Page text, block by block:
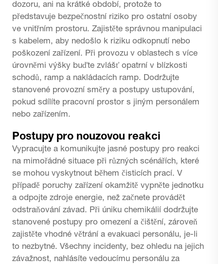
dozoru, ani na krátké období, protože to
představuje bezpečnostní riziko pro ostatní osoby
ve vnitřním prostoru. Zajistěte správnou manipulaci
s kabelem, aby nedošlo k riziku odkopnutí nebo
poškození zařízení. Při provozu v oblastech s více
úrovněmi výšky buďte zvlášť opatrní v blízkosti
schodů, ramp a nakládacích ramp. Dodržujte
stanovené provozní směry a postupy ustupování,
pokud sdílíte pracovní prostor s jiným personálem
nebo zařízením.
Postupy pro nouzovou reakci
Vypracujte a komunikujte jasné postupy pro reakci
na mimořádné situace při různých scénářích, které
se mohou vyskytnout během čisticích prací. V
případě poruchy zařízení okamžitě vypněte jednotku
a odpojte zdroje energie, než začnete provádět
odstraňování závad. Při úniku chemikálií dodržujte
stanovené postupy pro omezení a čištění, zároveň
zajistěte vhodné větrání a evakuaci personálu, je-li
to nezbytné. Všechny incidenty, bez ohledu na jejich
závažnost, nahlásíte vedoucímu personálu za